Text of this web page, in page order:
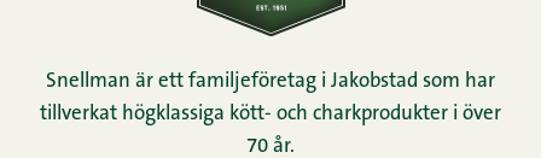
Snellman är ett familjeföretag i Jakobstad som har
tillverkat högklassiga kött- och charkprodukter i över
70 år.